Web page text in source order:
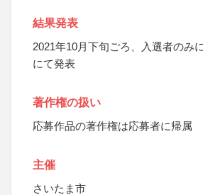
結果発表
2021年10月下旬ごろ、入選者のみ
にて発表
著作権の扱い
応募作品の著作権は応募者に帰属
主催
さいたま市